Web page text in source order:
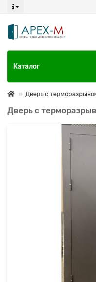
Каталог
Дверь с
Дверь с